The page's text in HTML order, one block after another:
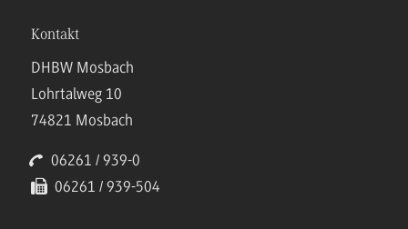
Kontakt
DHBW Mosbach
Lohrtalweg 10
74821 Mosbach
06261 / 939-0
06261 / 939-504